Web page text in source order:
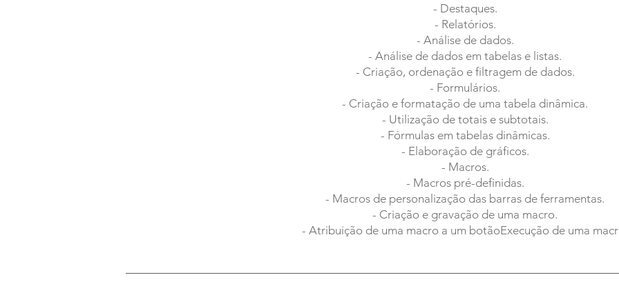
- Destaques.
- Relatórios.
- Análise de dados.
- Análise de dados em tabelas e listas.
- Criação, ordenação e filtragem de dados.
- Formulários.
- Criação e formatação de uma tabela dinâmica.
- Utilização de totais e subtotais.
- Fórmulas em tabelas dinâmicas.
- Elaboração de gráficos.
- Macros.
- Macros pré-definidas.
- Macros de personalização das barras de ferramentas.
- Criação e gravação de uma macro.
- Atribuição de uma macro a um botãoExecução de uma